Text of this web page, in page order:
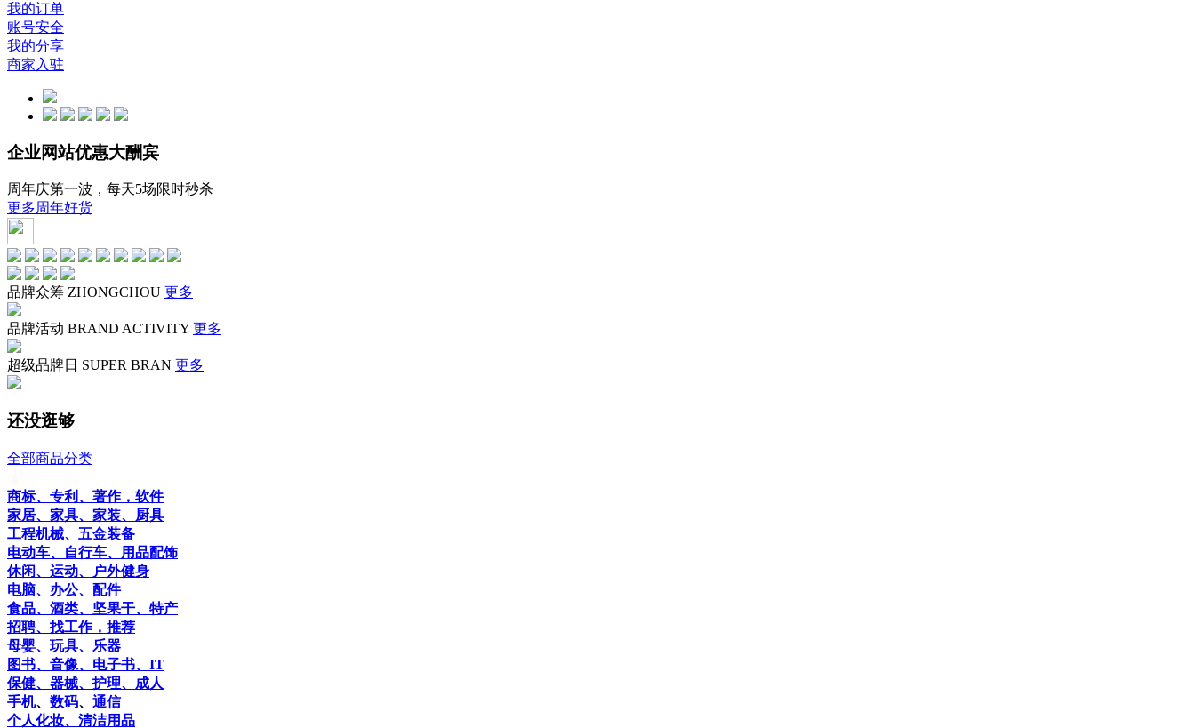
我的订单
账号安全
我的分享
商家入驻
企业网站优惠大酬宾
周年庆第一波，每天5场限时秒杀
更多周年好货
品牌众筹 ZHONGCHOU 更多
品牌活动 BRAND ACTIVITY 更多
超级品牌日 SUPER BRAN 更多
还没逛够
全部商品分类
商标、专利、著作，软件
家居、家具、家装、厨具
工程机械、五金装备
电动车、自行车、用品配饰
休闲、运动、户外健身
电脑、办公、配件
食品、酒类、坚果干、特产
招聘、找工作，推荐
母婴、玩具、乐器
图书、音像、电子书、IT
保健、器械、护理、成人
手机、 数码、 通信
个人化妆、清洁用品